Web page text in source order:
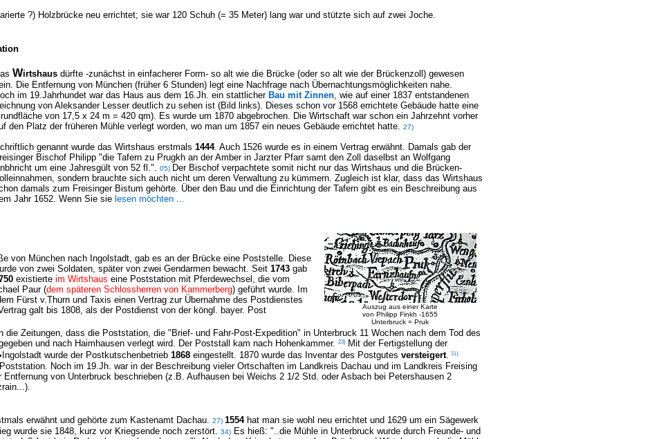
?) Holzbrücke neu errichtet; sie war 120 Schuh (= 35 Meter) lang war und stützte sich auf zwei Joche.
Wirtshausdürfte -zunächst in einfacherer Form- so alt wie die Brücke (oder so alt wie der Brückenzoll) gewesen
Die Entfernung von München (früher 6 Stunden) legt eine Nachfrage nach Übernachtungsmöglichkeiten nahe.
im 19.Jahrhundet war das Haus aus dem 16.Jh. ein stattlicher Bau mit Zinnen, wie auf einer 1837 entstandenen
von Aleksander Lesser deutlich zu sehen ist (Bild links). Dieses schon vor 1568 errichtete Gebäude hatte eine
von 17,5 x 24 m = 420 qm). Es wurde um 1870 abgebrochen. Die Wirtschaft war schon ein Jahrzehnt vorher
den Platz der früheren Mühle verlegt worden, wo man um 1857 ein neues Gebäude errichtet hatte.
27)
genannt wurde das Wirtshaus erstmals 1444. Auch 1526 wurde es in einem Vertrag erwähnt. Damals gab der
Bischof Philipp "die Tafern zu Prugkh an der Amber in Jarzter Pfarr samt den Zoll daselbst an Wolfgang
um eine Jahresgült von 52 fl.".
05) Der Bischof verpachtete somit nicht nur das Wirtshaus und die Brücken-
sondern brauchte sich auch nicht um deren Verwaltung zu kümmern. Zugleich ist klar, dass das Wirtshaus
damals zum Freisinger Bistum gehörte. Über den Bau und die Einrichtung der Tafern gibt es ein Beschreibung aus
Jahr 1652. Wenn Sie sielesen möchten ...
von München nach Ingolstadt, gab es an der Brücke eine Poststelle. Diese
von zwei Soldaten, später von zwei Gendarmen bewacht. Seit 1743gab
existierte im Wirtshaus eine Poststation mit Pferdewechsel, die vom
Paur (dem späteren Schlossherren von Kammerberg) geführt wurde. Im
Fürst v.Thurn und Taxis einen Vertrag zur Übernahme des Postdienstes
galt bis 1808, als der Postdienst von der köngl. bayer. Post
Auszug aus einer Karte
von Philipp Finkh -1655
Unterbruck = Pruk
die Zeitungen, dass die Poststation, die "Brief- und Fahr-Post-Expedition" in Unterbruck 11 Wochen nach dem Tod des
und nach Haimhausen verlegt wird. Der Poststall kam nach Hohenkammer. 23) Mit der Fertigstellung der
wurde der Postkutschenbetrieb 1868eingestellt. 1870 wurde das Inventar des Postgutes versteigert. 31)
Noch im 19.Jh. war in der Beschreibung vieler Ortschaften im Landkreis Dachau und im Landkreis Freising
von Unterbruck beschrieben (z.B. Aufhausen bei Weichs 2 1/2 Std. oder Asbach bei Petershausen 2
erwähnt und gehörte zum Kastenamt Dachau. 27) 1554hat man sie wohl neu errichtet und 1629 um ein Sägewerk
wurde sie 1848, kurz vor Kriegsende noch zerstört. 34)Es hieß: "..die Mühle in Unterbruck wurde durch Freunde- und